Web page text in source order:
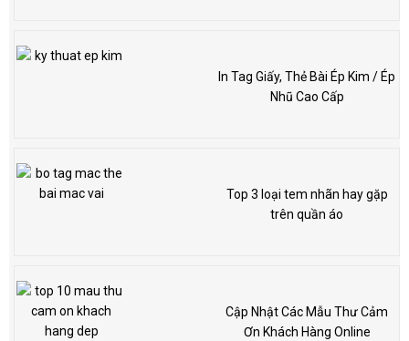
In Tag Giấy, Thẻ Bài Ép Kim / Ép
Nhũ Cao Cấp
Top 3 loại tem nhãn hay gặp
trên quần áo
Cập Nhật Các Mẫu Thư Cảm
Ơn Khách Hàng Online